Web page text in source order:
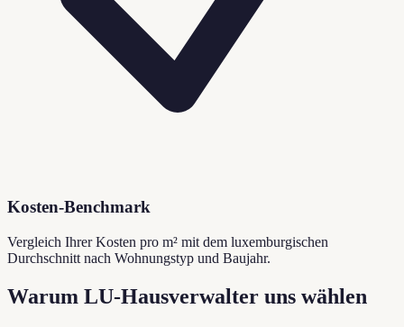
Kosten-Benchmark
Vergleich Ihrer Kosten pro m² mit dem luxemburgischen
Durchschnitt nach Wohnungstyp und Baujahr.
Warum LU-Hausverwalter uns wählen